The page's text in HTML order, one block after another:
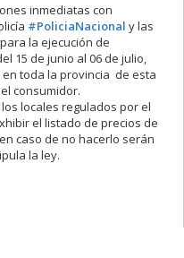
inmediatas con
#PoliciaNacional y las
la ejecución de
15 de junio al 06 de julio,
toda la provincia de esta
consumidor.
locales regulados por el
el listado de precios de
caso de no hacerlo serán
la ley.